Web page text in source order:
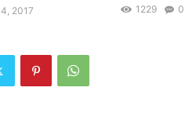
2017 0
1229